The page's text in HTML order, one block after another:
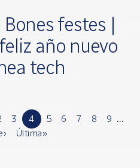
festes |
año nuevo
tech
3 4 5 6 7 8 9 …
Última »